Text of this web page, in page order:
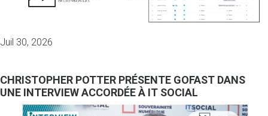
Juil 30, 2026
CHRISTOPHER POTTER PRÉSENTE GOFAST DANS
UNE INTERVIEW ACCORDÉE À IT SOCIAL